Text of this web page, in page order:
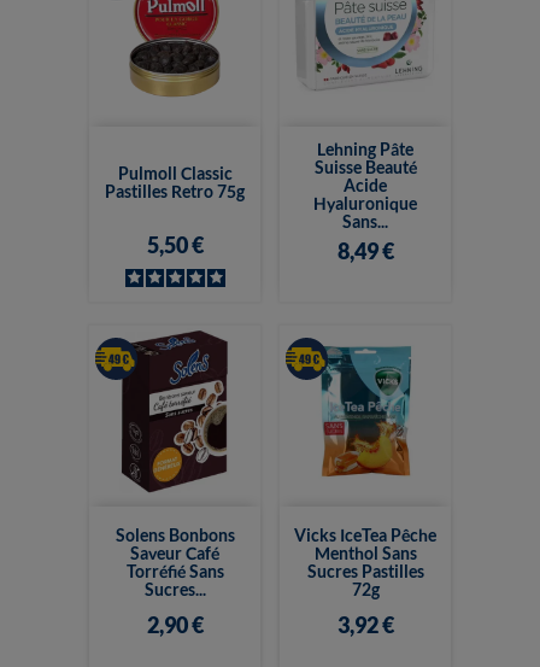
Pulmoll Classic
Pastilles Retro 75g
5,50 €
Lehning Pâte
Suisse Beauté
Acide
Hyaluronique
Sans...
8,49 €
Solens Bonbons
Saveur Café
Torréfié Sans
Sucres...
2,90 €
Vicks IceTea Pêche
Menthol Sans
Sucres Pastilles
72g
3,92 €